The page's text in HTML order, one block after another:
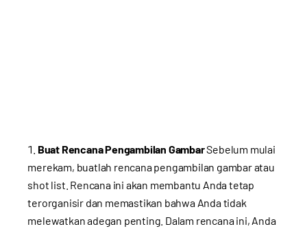
Buat Rencana Pengambilan GambarSebelum mulai
merekam, buatlah rencana pengambilan gambar atau
shot list. Rencana ini akan membantu Anda tetap
terorganisir dan memastikan bahwa Anda tidak
melewatkan adegan penting. Dalam rencana ini, Anda